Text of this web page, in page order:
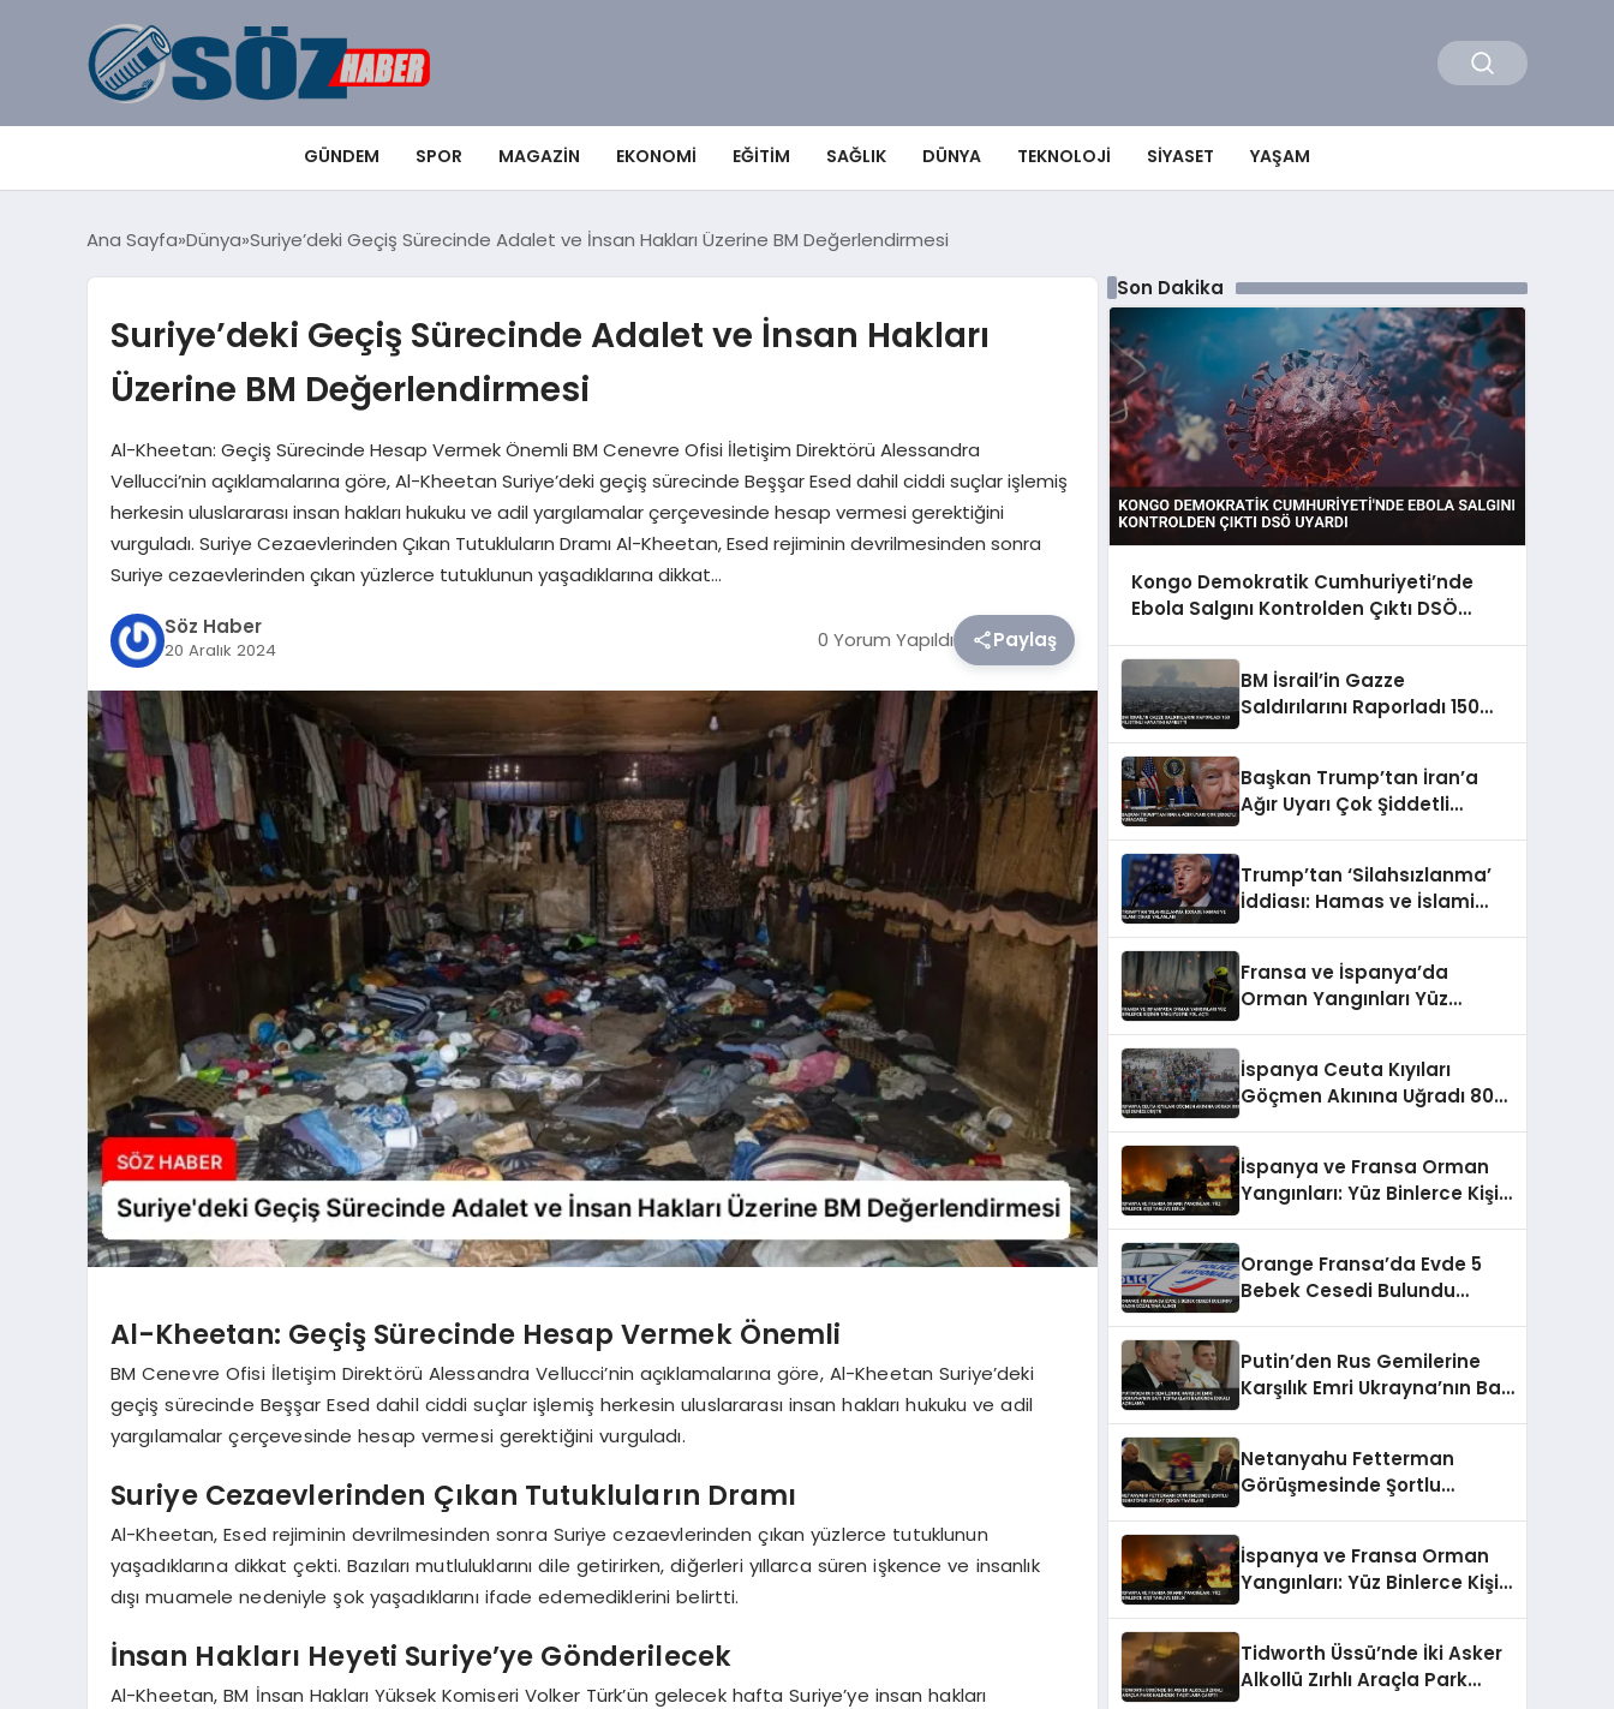
GÜNDEM SPOR MAGAZIN EKONOMI EĞITIM SAĞLIK DÜNYA TEKNOLOJI SIYASET YAŞAM
Ana Sayfa Dünya Suriye’deki Geçiş Sürecinde Adalet ve İnsan Hakları Üzerine BM Değerlendirmesi
Suriye’deki Geçiş Sürecinde Adalet ve İnsan Hakları
Üzerine BM Değerlendirmesi
Al-Kheetan: Geçiş Sürecinde Hesap Vermek Önemli BM Cenevre Ofisi İletişim Direktörü Alessandra
Vellucci’nin açıklamalarına göre, Al-Kheetan Suriye’deki geçiş sürecinde Beşşar Esed dahil ciddi suçlar işlemiş
herkesin uluslararası insan hakları hukuku ve adil yargılamalar çerçevesinde hesap vermesi gerektiğini
vurguladı. Suriye Cezaevlerinden Çıkan Tutukluların Dramı Al-Kheetan, Esed rejiminin devrilmesinden sonra
Suriye cezaevlerinden çıkan yüzlerce tutuklunun yaşadıklarına dikkat…
Söz Haber
20 Aralık 2024 0 Yorum Yapıldı Paylaş
Al-Kheetan: Geçiş Sürecinde Hesap Vermek Önemli
BM Cenevre Ofisi İletişim Direktörü Alessandra Vellucci’nin açıklamalarına göre, Al-Kheetan Suriye’deki
geçiş sürecinde Beşşar Esed dahil ciddi suçlar işlemiş herkesin uluslararası insan hakları hukuku ve adil
yargılamalar çerçevesinde hesap vermesi gerektiğini vurguladı.
Suriye Cezaevlerinden Çıkan Tutukluların Dramı
Al-Kheetan, Esed rejiminin devrilmesinden sonra Suriye cezaevlerinden çıkan yüzlerce tutuklunun
yaşadıklarına dikkat çekti. Bazıları mutluluklarını dile getirirken, diğerleri yıllarca süren işkence ve insanlık
dışı muamele nedeniyle şok yaşadıklarını ifade edemediklerini belirtti.
İnsan Hakları Heyeti Suriye’ye Gönderilecek
Al-Kheetan, BM İnsan Hakları Yüksek Komiseri Volker Türk’ün gelecek hafta Suriye’ye insan hakları
Son Dakika
Kongo Demokratik Cumhuriyeti’nde
Ebola Salgını Kontrolden Çıktı DSÖ
BM İsrail’in Gazze
Saldırılarını Raporladı 150
Başkan Trump’tan İran’a
Ağır Uyarı Çok Şiddetli
Trump’tan ‘Silahsızlanma’
İddiası: Hamas ve İslami
Fransa ve İspanya’da
Orman Yangınları Yüz
İspanya Ceuta Kıyıları
Göçmen Akınına Uğradı 800
İspanya ve Fransa Orman
Yangınları: Yüz Binlerce Kişi
Orange Fransa’da Evde 5
Bebek Cesedi Bulundu
Putin’den Rus Gemilerine
Karşılık Emri Ukrayna’nın Batı
Netanyahu Fetterman
Görüşmesinde Şortlu
İspanya ve Fransa Orman
Yangınları: Yüz Binlerce Kişi
Tidworth Üssü’nde İki Asker
Alkollü Zırhlı Araçla Park